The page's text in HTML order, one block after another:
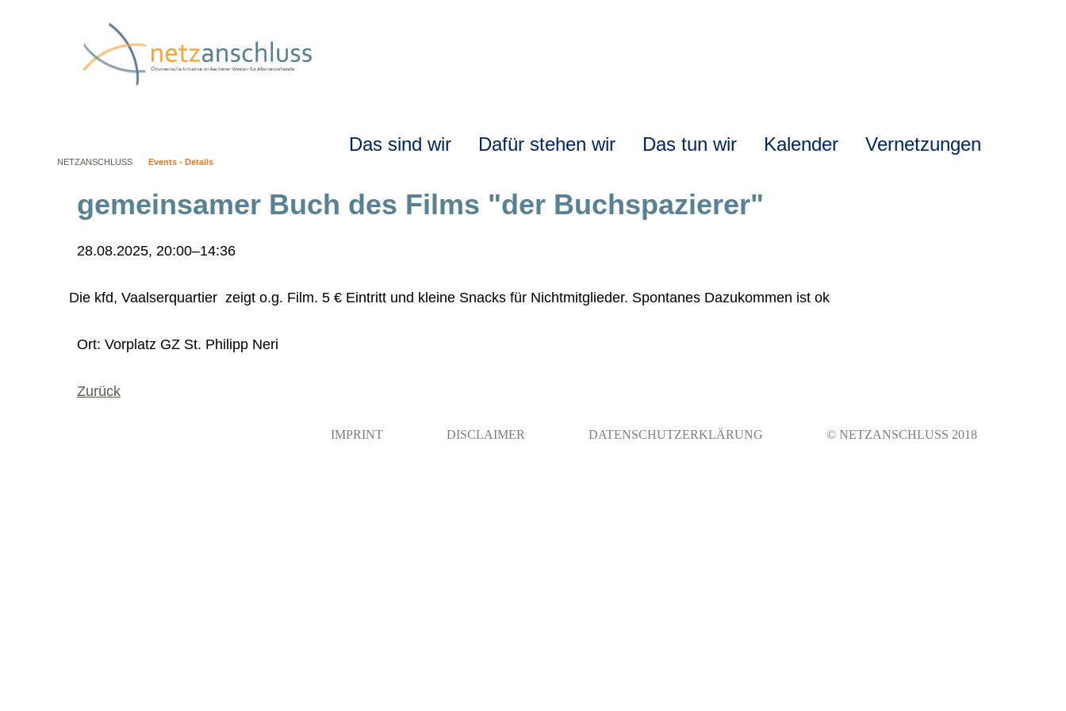
überspringen
Das sind wir Dafür stehen wir Das tun wir Kalender Vernetzungen
NETZANSCHLUSS Events - Details
gemeinsamer Buch des Films "der Buchspazierer"
28.08.2025, 20:00–14:36
Die kfd, Vaalserquartier zeigt o.g. Film. 5 € Eintritt und kleine Snacks für Nichtmitglieder. Spontanes Dazukommen ist ok
Ort: Vorplatz GZ St. Philipp Neri
Zurück
IMPRINT DISCLAIMER DATENSCHUTZERKLÄRUNG © NETZANSCHLUSS 2018